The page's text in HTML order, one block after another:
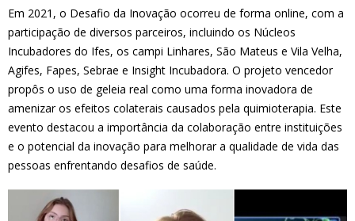
Em 2021, o Desafio da Inovação ocorreu de forma online, com a
participação de diversos parceiros, incluindo os Núcleos
Incubadores do Ifes, os campi Linhares, São Mateus e Vila Velha,
Agifes, Fapes, Sebrae e Insight Incubadora. O projeto vencedor
propôs o uso de geleia real como uma forma inovadora de
amenizar os efeitos colaterais causados pela quimioterapia. Este
evento destacou a importância da colaboração entre instituições
e o potencial da inovação para melhorar a qualidade de vida das
pessoas enfrentando desafios de saúde.